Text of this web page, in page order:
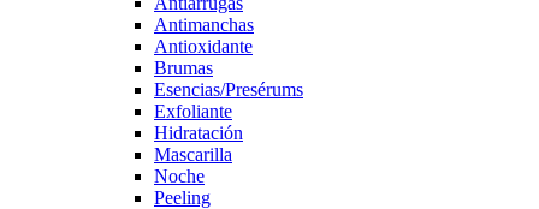
Antimanchas
Antioxidante
Brumas
Esencias/Presérums
Exfoliante
Hidratación
Mascarilla
Noche
Peeling